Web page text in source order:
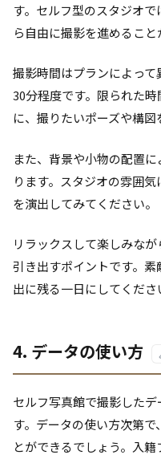
す。セルフ型のスタジオ
ら自由に撮影を進めること
撮影時間はプランによっ
30分程度です。限られた
に、撮りたいポーズや構図
また、背景や小物の配置
ります。スタジオの雰囲
を演出してみてください。
リラックスして楽しみな
引き出すポイントです。
出に残る一日にしてくださ
4. データの使い方
セルフ写真館で撮影した
す。データの使い方次第
とができるでしょう。入